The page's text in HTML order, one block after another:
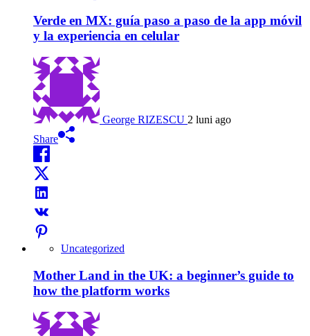
Verde en MX: guía paso a paso de la app móvil
y la experiencia en celular
George RIZESCU 2 luni ago
Share
Uncategorized
Mother Land in the UK: a beginner’s guide to
how the platform works